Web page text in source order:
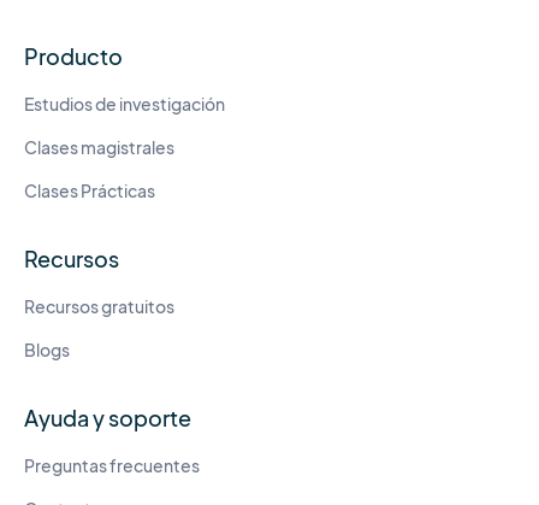
Producto
Estudios de investigación
Clases magistrales
Clases Prácticas
Recursos
Recursos gratuitos
Blogs
Ayuda y soporte
Preguntas frecuentes